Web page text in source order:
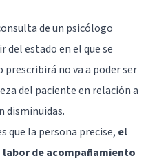
de un psicólogo
del estado en el que se
no va a poder ser
del paciente en relación a
disminuidas.
que la persona precise, el
de acompañamiento